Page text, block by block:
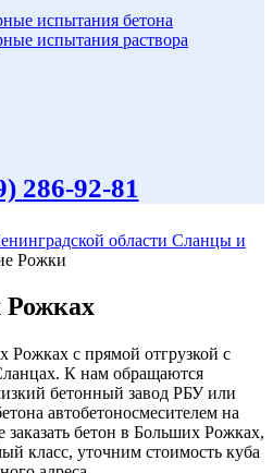
испытания бетона
испытания раствора
286-92-81
области Сланцы и
Рожки
Рожках
Рожках с прямой отгрузкой с
К нам обращаются
бетонный завод РБУ или
автобетоносмесителем на
заказать бетон в Больших Рожках,
класс, уточним стоимость куба